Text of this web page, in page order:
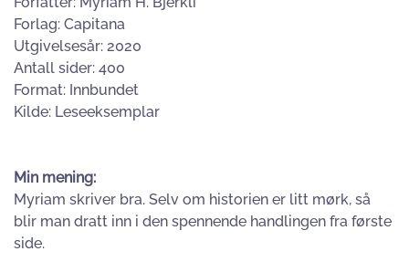
Forlag: Capitana
Utgivelsesår: 2020
Antall sider: 400
Format: Innbundet
Kilde: Leseeksemplar
Min mening:
Myriam skriver bra. Selv om historien er litt mørk, så
blir man dratt inn i den spennende handlingen fra første
side.